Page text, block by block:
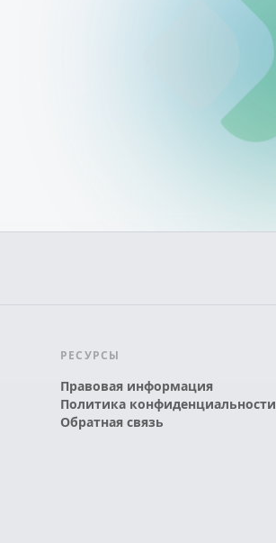
РЕСУРСЫ
Правовая информация
Политика конфиденциальности
Обратная связь